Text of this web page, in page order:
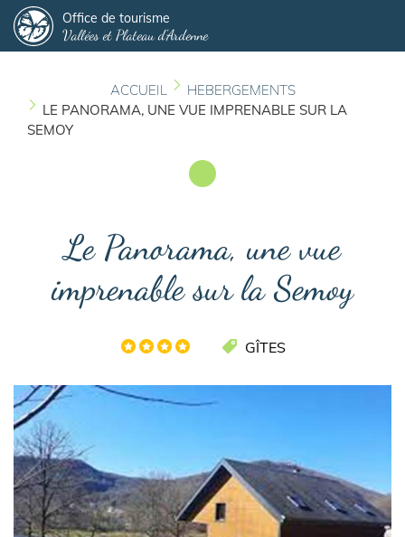
au
contenu
Office de tourisme
Vallées et Plateau d'Ardenne
ACCUEIL
HEBERGEMENTS
LE PANORAMA, UNE VUE IMPRENABLE SUR LA
SEMOY
Le Panorama, une vue
imprenable sur la Semoy
GÎTES
Panneau de gestion des cookies